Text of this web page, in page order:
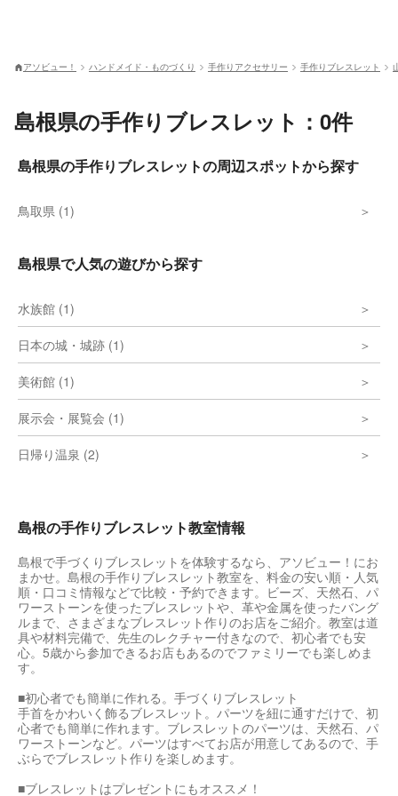
アソビュー！ ハンドメイド・ものづくり 手作りアクセサリー 手作りブレスレット
島根県の手作りブレスレット：0件
島根県の手作りブレスレットの周辺スポットから探す
鳥取県 (1)
島根県で人気の遊びから探す
水族館 (1)
日本の城・城跡 (1)
美術館 (1)
展示会・展覧会 (1)
日帰り温泉 (2)
島根の手作りブレスレット教室情報
島根で手づくりブレスレットを体験するなら、アソビュー！にお
まかせ。島根の手作りブレスレット教室を、料金の安い順・人気
順・口コミ情報などで比較・予約できます。ビーズ、天然石、パ
ワーストーンを使ったブレスレットや、革や金属を使ったバング
ルまで、さまざまなブレスレット作りのお店をご紹介。教室は道
具や材料完備で、先生のレクチャー付きなので、初心者でも安
心。5歳から参加できるお店もあるのでファミリーでも楽しめま
す。
■初心者でも簡単に作れる。手づくりブレスレット
手首をかわいく飾るブレスレット。パーツを紐に通すだけで、初
心者でも簡単に作れます。ブレスレットのパーツは、天然石、パ
ワーストーンなど。パーツはすべてお店が用意してあるので、手
ぶらでブレスレット作りを楽しめます。
■ブレスレットはプレゼントにもオススメ！